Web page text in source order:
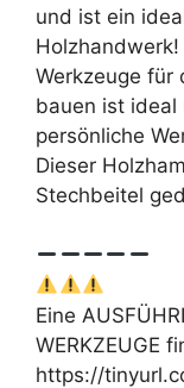
und ist ein
Holzhandwerk!
Werkzeuge für
bauen ist ideal
persönliche
Dieser
Stechbeitel
Eine
WERKZEUGE
https://